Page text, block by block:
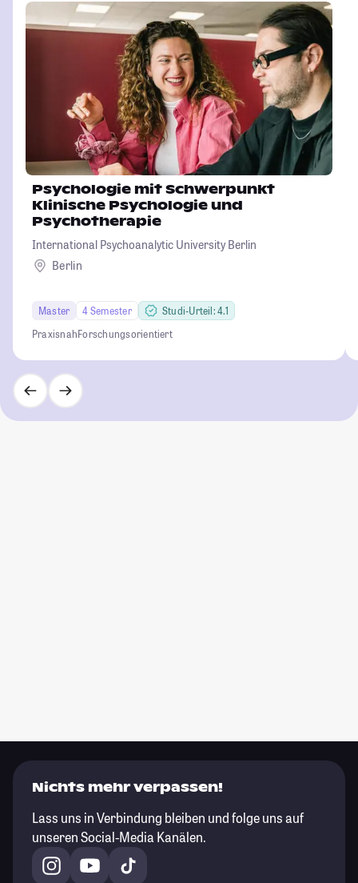
Psychologie mit Schwerpunkt
Klinische Psychologie und
Psychotherapie
International Psychoanalytic University Berlin
Berlin
Master 4 Semester
Studi-Urteil: 4.1
PraxisnahForschungsorientiert
Nichts mehr verpassen!
Lass uns in Verbindung bleiben und folge uns auf
unseren Social-Media Kanälen.